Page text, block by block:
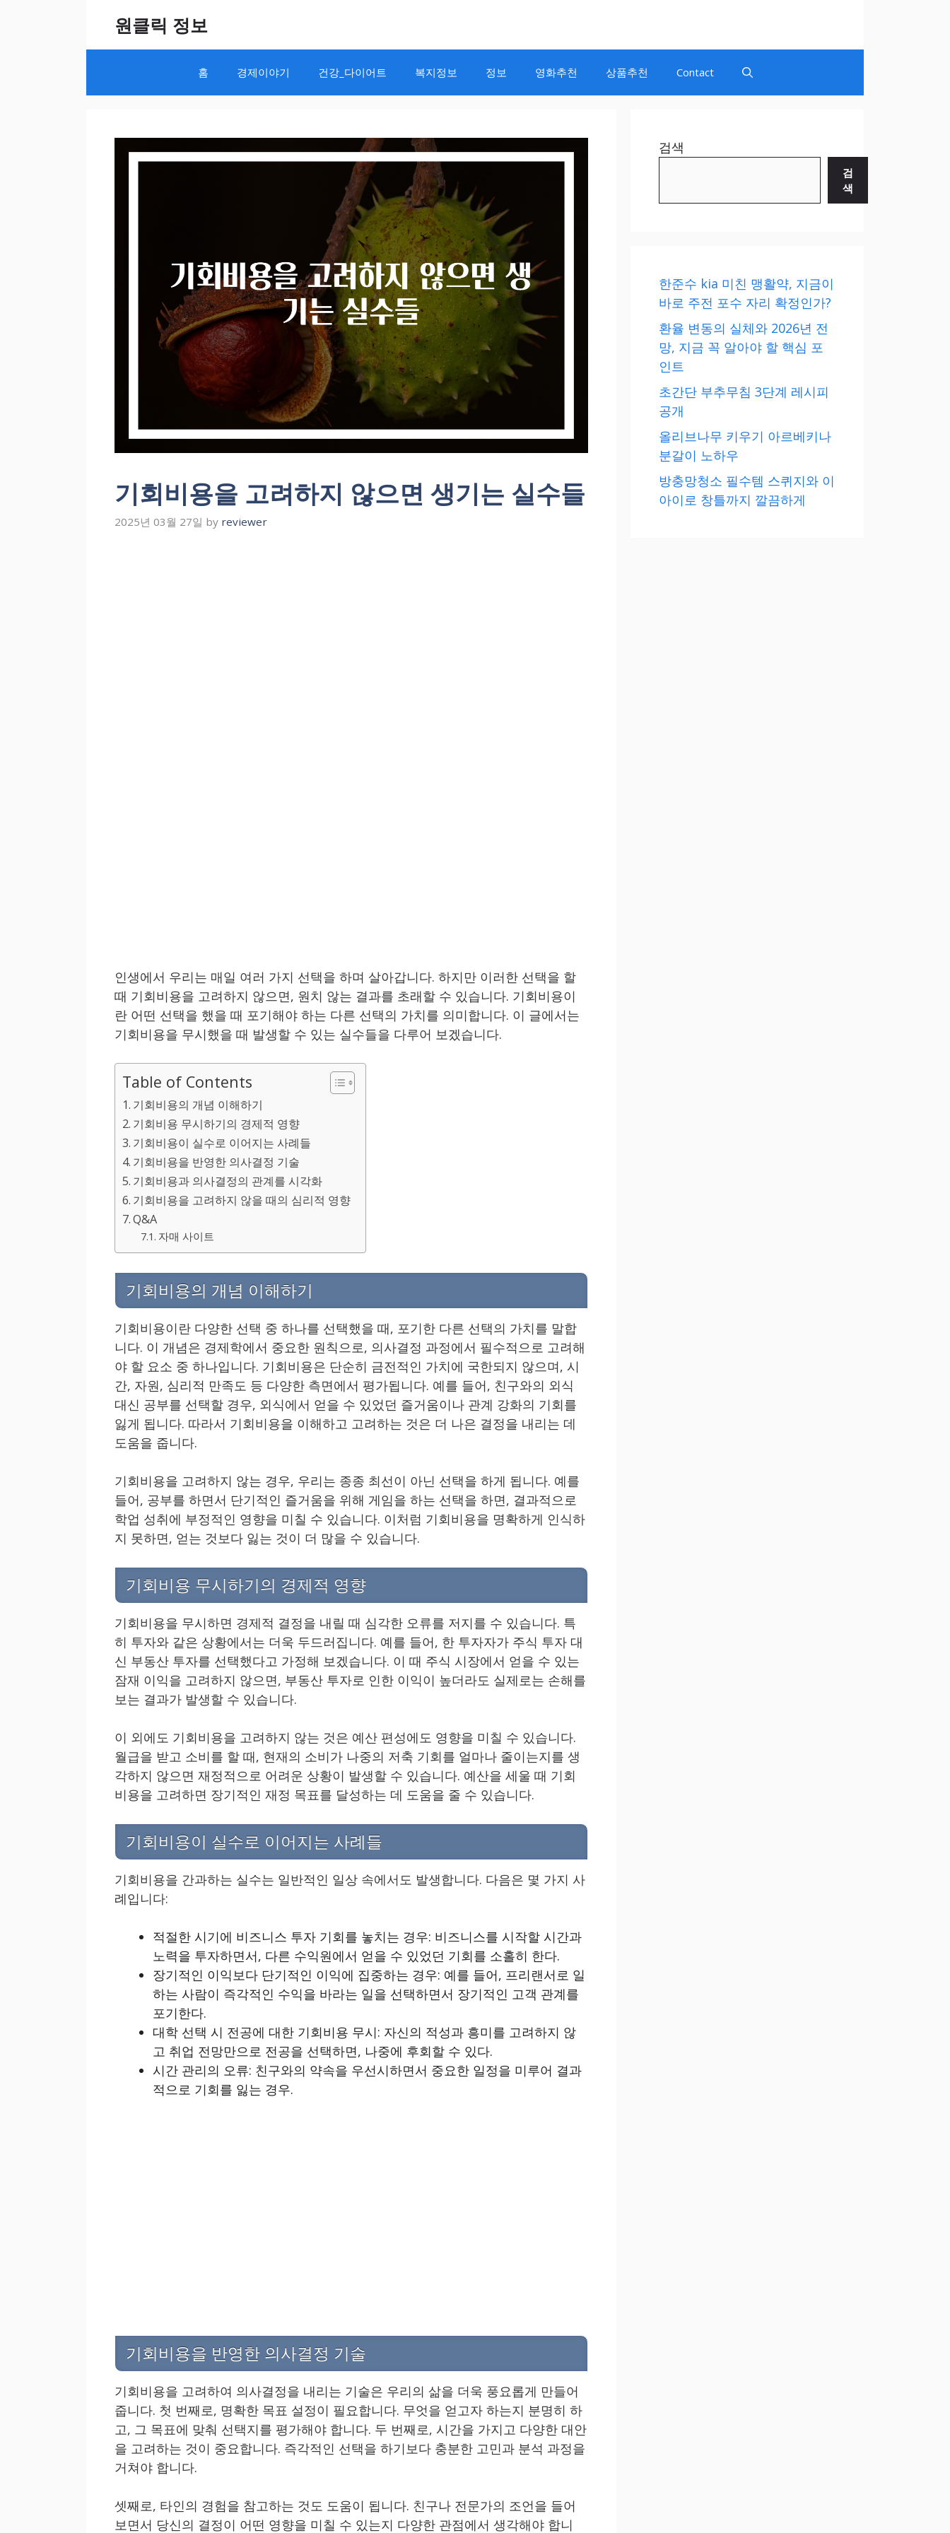
원클릭 정보
홈 경제이야기 건강_다이어트 복지정보 정보 영화추천 상품추천 Contact
기회비용을 고려하지 않으면 생기는 실수들
2025년 03월 27일 by reviewer
인생에서 우리는 매일 여러 가지 선택을 하며 살아갑니다. 하지만 이러한 선택을 할
때 기회비용을 고려하지 않으면, 원치 않는 결과를 초래할 수 있습니다. 기회비용이
란 어떤 선택을 했을 때 포기해야 하는 다른 선택의 가치를 의미합니다. 이 글에서는
기회비용을 무시했을 때 발생할 수 있는 실수들을 다루어 보겠습니다.
Table of Contents
기회비용의 개념 이해하기
기회비용 무시하기의 경제적 영향
기회비용이 실수로 이어지는 사례들
기회비용을 반영한 의사결정 기술
기회비용과 의사결정의 관계를 시각화
기회비용을 고려하지 않을 때의 심리적 영향
Q&A
자매 사이트
기회비용의 개념 이해하기
기회비용이란 다양한 선택 중 하나를 선택했을 때, 포기한 다른 선택의 가치를 말합
니다. 이 개념은 경제학에서 중요한 원칙으로, 의사결정 과정에서 필수적으로 고려해
야 할 요소 중 하나입니다. 기회비용은 단순히 금전적인 가치에 국한되지 않으며, 시
간, 자원, 심리적 만족도 등 다양한 측면에서 평가됩니다. 예를 들어, 친구와의 외식
대신 공부를 선택할 경우, 외식에서 얻을 수 있었던 즐거움이나 관계 강화의 기회를
잃게 됩니다. 따라서 기회비용을 이해하고 고려하는 것은 더 나은 결정을 내리는 데
도움을 줍니다.
기회비용을 고려하지 않는 경우, 우리는 종종 최선이 아닌 선택을 하게 됩니다. 예를
들어, 공부를 하면서 단기적인 즐거움을 위해 게임을 하는 선택을 하면, 결과적으로
학업 성취에 부정적인 영향을 미칠 수 있습니다. 이처럼 기회비용을 명확하게 인식하
지 못하면, 얻는 것보다 잃는 것이 더 많을 수 있습니다.
기회비용 무시하기의 경제적 영향
기회비용을 무시하면 경제적 결정을 내릴 때 심각한 오류를 저지를 수 있습니다. 특
히 투자와 같은 상황에서는 더욱 두드러집니다. 예를 들어, 한 투자자가 주식 투자 대
신 부동산 투자를 선택했다고 가정해 보겠습니다. 이 때 주식 시장에서 얻을 수 있는
잠재 이익을 고려하지 않으면, 부동산 투자로 인한 이익이 높더라도 실제로는 손해를
보는 결과가 발생할 수 있습니다.
이 외에도 기회비용을 고려하지 않는 것은 예산 편성에도 영향을 미칠 수 있습니다.
월급을 받고 소비를 할 때, 현재의 소비가 나중의 저축 기회를 얼마나 줄이는지를 생
각하지 않으면 재정적으로 어려운 상황이 발생할 수 있습니다. 예산을 세울 때 기회
비용을 고려하면 장기적인 재정 목표를 달성하는 데 도움을 줄 수 있습니다.
기회비용이 실수로 이어지는 사례들
기회비용을 간과하는 실수는 일반적인 일상 속에서도 발생합니다. 다음은 몇 가지 사
례입니다:
적절한 시기에 비즈니스 투자 기회를 놓치는 경우: 비즈니스를 시작할 시간과
노력을 투자하면서, 다른 수익원에서 얻을 수 있었던 기회를 소홀히 한다.
장기적인 이익보다 단기적인 이익에 집중하는 경우: 예를 들어, 프리랜서로 일
하는 사람이 즉각적인 수익을 바라는 일을 선택하면서 장기적인 고객 관계를
포기한다.
대학 선택 시 전공에 대한 기회비용 무시: 자신의 적성과 흥미를 고려하지 않
고 취업 전망만으로 전공을 선택하면, 나중에 후회할 수 있다.
시간 관리의 오류: 친구와의 약속을 우선시하면서 중요한 일정을 미루어 결과
적으로 기회를 잃는 경우.
기회비용을 반영한 의사결정 기술
기회비용을 고려하여 의사결정을 내리는 기술은 우리의 삶을 더욱 풍요롭게 만들어
줍니다. 첫 번째로, 명확한 목표 설정이 필요합니다. 무엇을 얻고자 하는지 분명히 하
고, 그 목표에 맞춰 선택지를 평가해야 합니다. 두 번째로, 시간을 가지고 다양한 대안
을 고려하는 것이 중요합니다. 즉각적인 선택을 하기보다 충분한 고민과 분석 과정을
거쳐야 합니다.
셋째로, 타인의 경험을 참고하는 것도 도움이 됩니다. 친구나 전문가의 조언을 들어
보면서 당신의 결정이 어떤 영향을 미칠 수 있는지 다양한 관점에서 생각해야 합니
검색
검
색
한준수 kia 미친 맹활약, 지금이
바로 주전 포수 자리 확정인가?
환율 변동의 실체와 2026년 전
망, 지금 꼭 알아야 할 핵심 포
인트
초간단 부추무침 3단계 레시피
공개
올리브나무 키우기 아르베키나
분갈이 노하우
방충망청소 필수템 스퀴지와 이
아이로 창틀까지 깔끔하게